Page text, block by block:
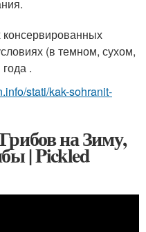
(в темном, сухом,
.
stati/kak-sohranit-
на Зиму,
| Pickled